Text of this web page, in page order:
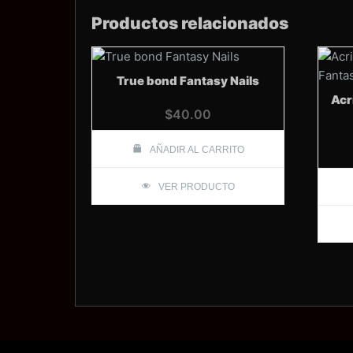
Productos relacionados
True bond Fantasy Nails
$40.00
AÑADIR AL CARRITO
VER PRODUCTO